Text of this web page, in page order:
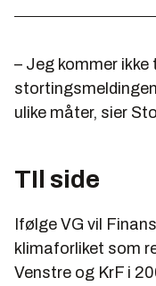
– Jeg kommer
ulike måter, sier
TIl side
Ifølge VG vil
klimaforliket som
Venstre og KrF i